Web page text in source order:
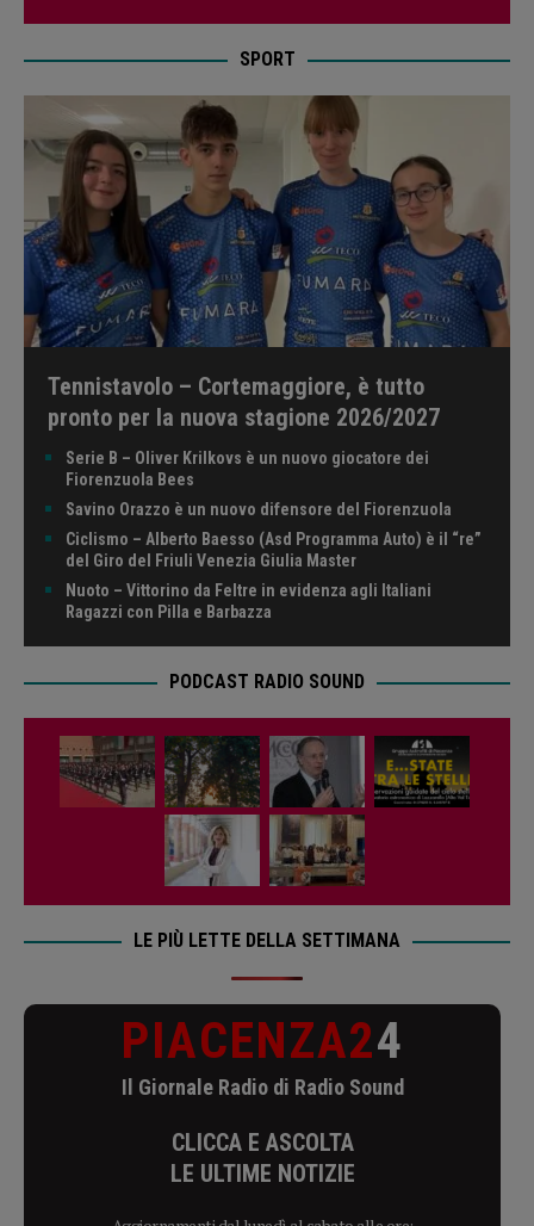
SPORT
Tennistavolo – Cortemaggiore, è tutto
pronto per la nuova stagione 2026/2027
Serie B – Oliver Krilkovs è un nuovo giocatore dei
Fiorenzuola Bees
Savino Orazzo è un nuovo difensore del Fiorenzuola
Ciclismo – Alberto Baesso (Asd Programma Auto) è il “re”
del Giro del Friuli Venezia Giulia Master
Nuoto – Vittorino da Feltre in evidenza agli Italiani
Ragazzi con Pilla e Barbazza
PODCAST RADIO SOUND
LE PIÙ LETTE DELLA SETTIMANA
PIACENZA24
Il Giornale Radio di Radio Sound
CLICCA E ASCOLTA
LE ULTIME NOTIZIE